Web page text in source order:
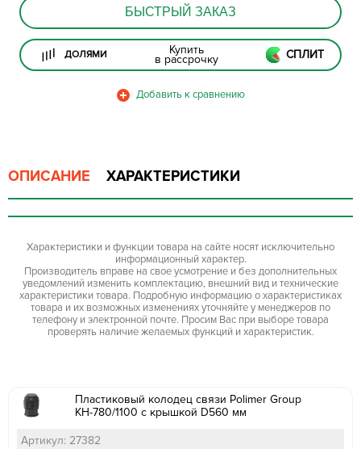
БЫСТРЫЙ ЗАКАЗ
ДОЛЯМИ Купить
в рассрочку СПЛИТ
ОПИСАНИЕ ХАРАКТЕРИСТИКИ
Характеристики и функции товара на сайте носят исключительно
информационный характер.
Производитель вправе на свое усмотрение и без дополнительных
уведомлений изменить комплектацию, внешний вид и технические
характеристики товара. Подробную информацию о характеристиках
товара и их возможных изменениях уточняйте у менеджеров по
телефону и электронной почте. Просим Вас при выборе товара
проверять наличие желаемых функций и характеристик.
Пластиковый колодец связи Polimer Group
КН-780/1100 с крышкой D560 мм
Артикул: 27382